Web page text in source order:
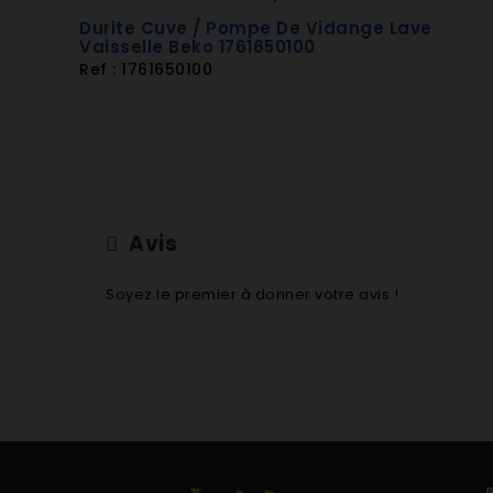
Durite Cuve / Pompe De Vidange Lave
Vaisselle Beko 1761650100
Ref : 1761650100
Avis
Soyez le premier à donner votre avis !